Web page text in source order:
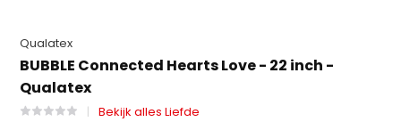
Qualatex
BUBBLE Connected Hearts Love - 22 inch -
Qualatex
Bekijk alles Liefde